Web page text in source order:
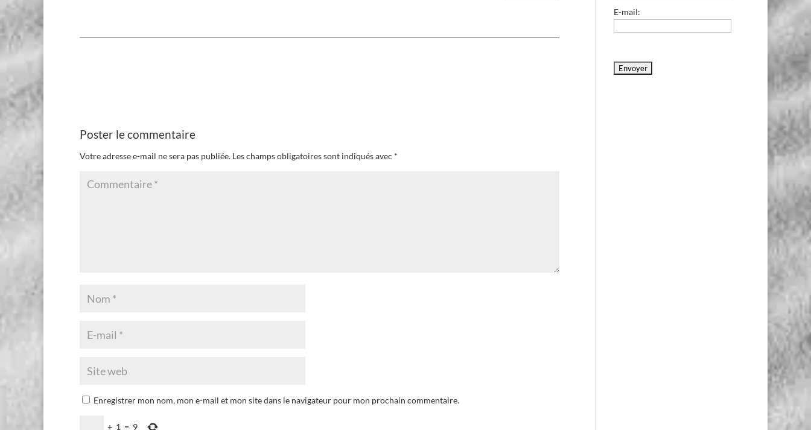
Poster le commentaire
Votre adresse e-mail ne sera pas publiée. Les champs obligatoires sont indiqués avec *
Enregistrer mon nom, mon e-mail et mon site dans le navigateur pour mon prochain commentaire.
+ 1 = 9
E-mail: